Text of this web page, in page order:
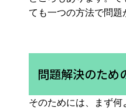
ても一つの方法で問題
問題解決のため
そのためには、まず